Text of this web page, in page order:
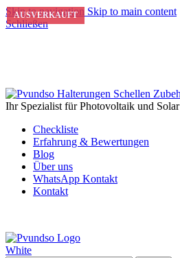
Skip to navigation Skip to main content
Schließen
Ihr Spezialist für Photovoltaik und Solar
Checkliste
Erfahrung & Bewertungen
Blog
Über uns
WhatsApp Kontakt
Kontakt
AUSVERKAUFT
AUSVERKAUFT